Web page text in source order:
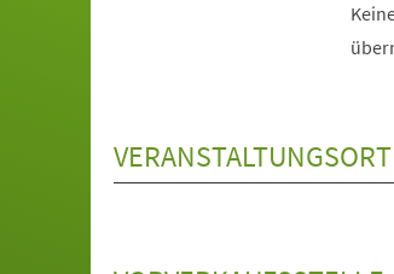
VERANSTALTUNGSORT